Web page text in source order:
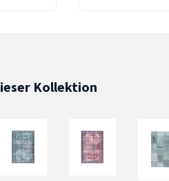
Kollektion